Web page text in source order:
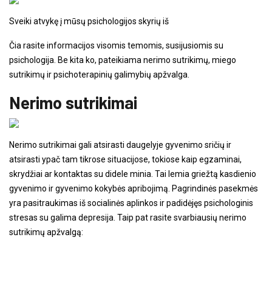
Sveiki atvykę į mūsų psichologijos skyrių iš
Čia rasite informacijos visomis temomis, susijusiomis su
psichologija. Be kita ko, pateikiama nerimo sutrikimų, miego
sutrikimų ir psichoterapinių galimybių apžvalga.
Nerimo sutrikimai
Nerimo sutrikimai gali atsirasti daugelyje gyvenimo sričių ir
atsirasti ypač tam tikrose situacijose, tokiose kaip egzaminai,
skrydžiai ar kontaktas su didele minia. Tai lemia griežtą kasdienio
gyvenimo ir gyvenimo kokybės apribojimą. Pagrindinės pasekmės
yra pasitraukimas iš socialinės aplinkos ir padidėjęs psichologinis
stresas su galima depresija. Taip pat rasite svarbiausių nerimo
sutrikimų apžvalgą: